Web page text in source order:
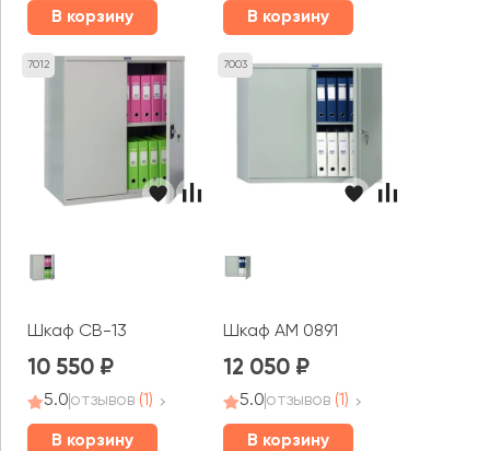
В корзину В корзину
7012
Шкаф CB-13
10 550
5.0отзывов (1)
В корзину
7003
Шкаф AM 0891
12 050
5.0отзывов (1)
В корзину